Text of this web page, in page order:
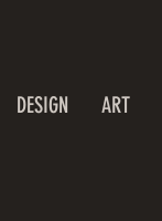
DESIGN ART